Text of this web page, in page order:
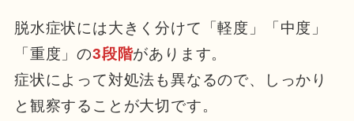
脱水症状には大きく分けて「軽度」「中度」
「重度」の3段階があります。
症状によって対処法も異なるので、しっかり
と観察することが大切です。